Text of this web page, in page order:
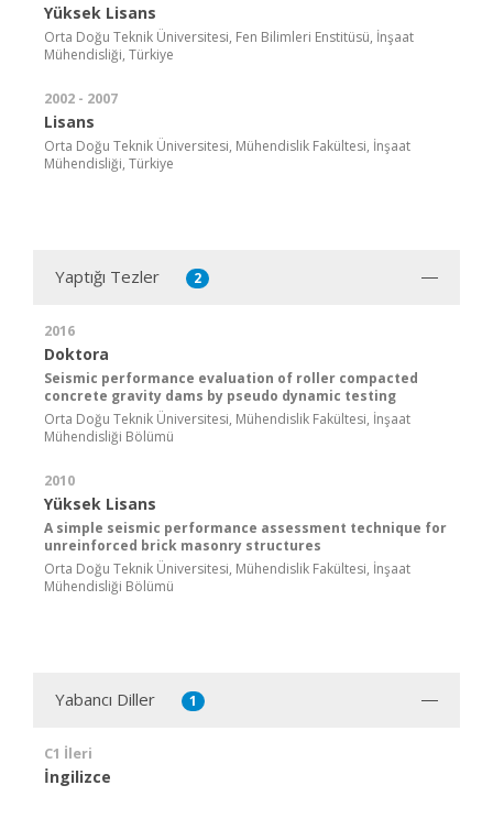
Yüksek Lisans
Orta Doğu Teknik Üniversitesi, Fen Bilimleri Enstitüsü, İnşaat
Mühendisliği, Türkiye
2002 - 2007
Lisans
Orta Doğu Teknik Üniversitesi, Mühendislik Fakültesi, İnşaat
Mühendisliği, Türkiye
Yaptığı Tezler 2
2016
Doktora
Seismic performance evaluation of roller compacted
concrete gravity dams by pseudo dynamic testing
Orta Doğu Teknik Üniversitesi, Mühendislik Fakültesi, İnşaat
Mühendisliği Bölümü
2010
Yüksek Lisans
A simple seismic performance assessment technique for
unreinforced brick masonry structures
Orta Doğu Teknik Üniversitesi, Mühendislik Fakültesi, İnşaat
Mühendisliği Bölümü
Yabancı Diller 1
C1 İleri
İngilizce